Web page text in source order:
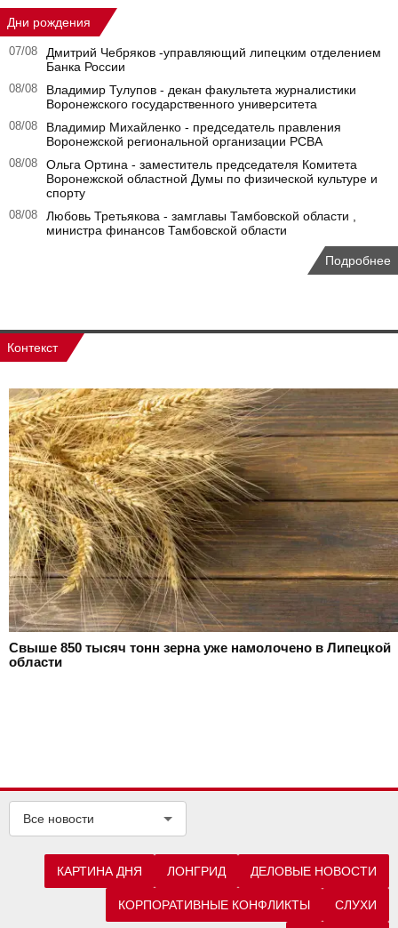
Дни рождения
07/08
Дмитрий Чебряков -управляющий липецким отделением
Банка России
08/08
Владимир Тулупов - декан факультета журналистики
Воронежского государственного университета
08/08
Владимир Михайленко - председатель правления
Воронежской региональной организации РСВА
08/08
Ольга Ортина - заместитель председателя Комитета
Воронежской областной Думы по физической культуре и
спорту
08/08
Любовь Третьякова - замглавы Тамбовской области ,
министра финансов Тамбовской области
Подробнее
Контекст
Свыше 850 тысяч тонн зерна уже намолочено в Липецкой
области
Все новости
КАРТИНА ДНЯ ЛОНГРИД ДЕЛОВЫЕ НОВОСТИ
КОРПОРАТИВНЫЕ КОНФЛИКТЫ СЛУХИ